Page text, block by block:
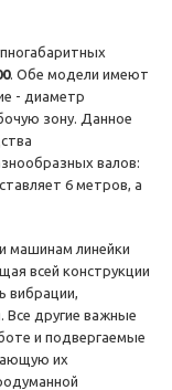
. Обе модели имеют
- диаметр
зону. Данное
валов:
6 метров, а
машинам линейки
всей конструкции
вибрации,
Все другие важные
и подвергаемые
их